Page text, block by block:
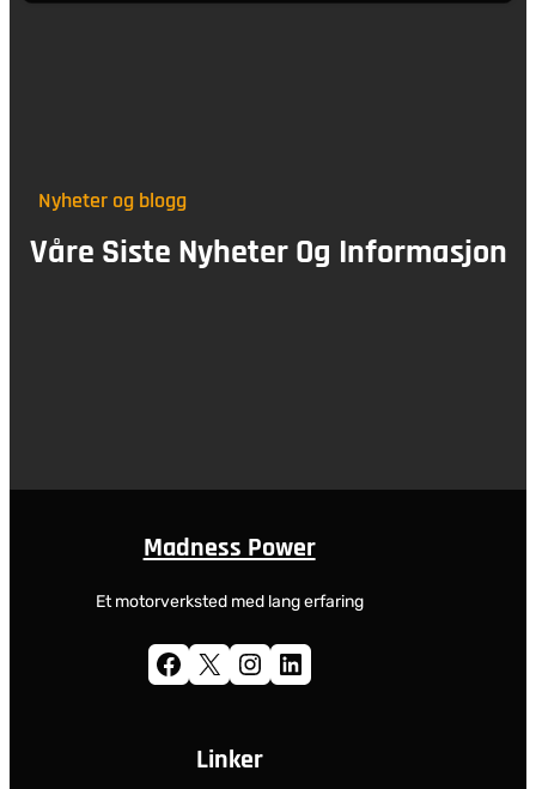
Nyheter og blogg
Våre Siste Nyheter Og Informasjon
Madness Power
Et motorverksted med lang erfaring
Facebook X Instagram LinkedIn
Linker